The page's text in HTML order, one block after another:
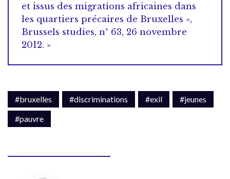
et issus des migrations africaines dans
les quartiers précaires de Bruxelles »,
Brussels studies, n° 63, 26 novembre
2012. »
#bruxelles #discriminations #exil
#jeunes
#pauvre